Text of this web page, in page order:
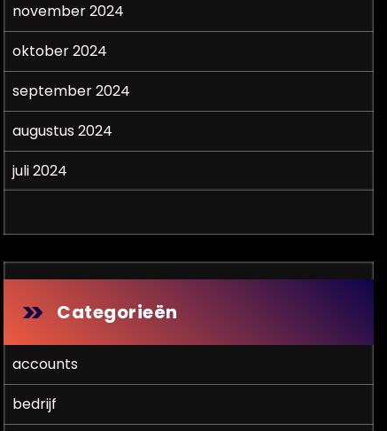
november 2024
oktober 2024
september 2024
augustus 2024
juli 2024
Categorieën
accounts
bedrijf